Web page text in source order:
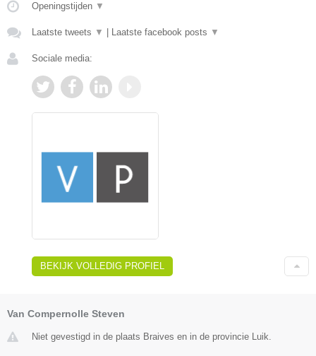
Openingstijden ▼
Laatste tweets ▼ Laatste facebook posts ▼
Sociale media:
BEKIJK VOLLEDIG PROFIEL
Van Compernolle Steven
Niet gevestigd in de plaats Braives en in de provincie Luik.